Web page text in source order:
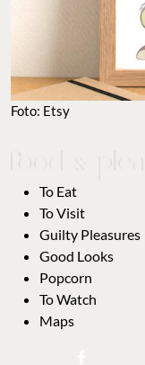
Foto: Etsy
To Eat
To Visit
Guilty Pleasures
Good Looks
Popcorn
To Watch
Maps